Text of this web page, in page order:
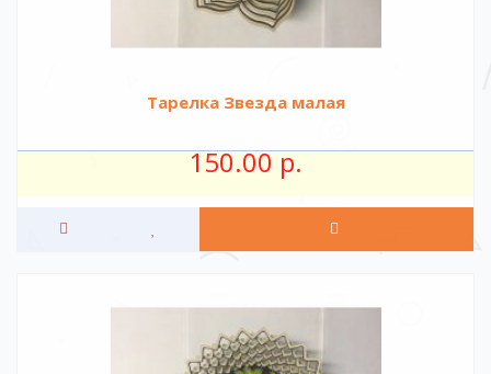
Тарелка Звезда малая
150.00 р.